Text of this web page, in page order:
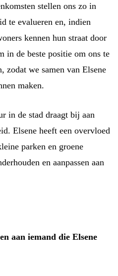
stellen ons zo in
te evalueren en, indien
kennen hun straat door
in de beste positie om ons te
zodat we samen van Elsene
maken.
in de stad draagt bij aan
Elsene heeft een overvloed
parken en groene
en aanpassen aan
aan iemand die Elsene